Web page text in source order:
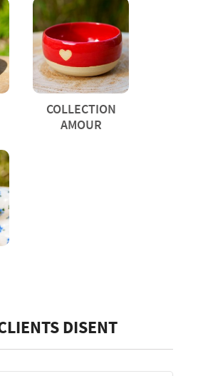
COLLECTION
AMOUR
DISENT